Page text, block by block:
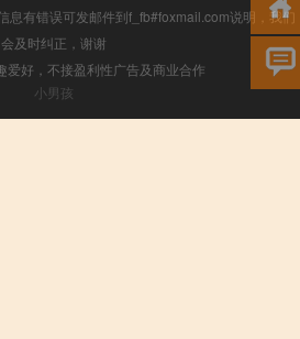
息有错误可发邮件到f_fb#foxmail.com说明，我们
会及时纠正，谢谢
爱好，不接盈利性广告及商业合作
小男孩